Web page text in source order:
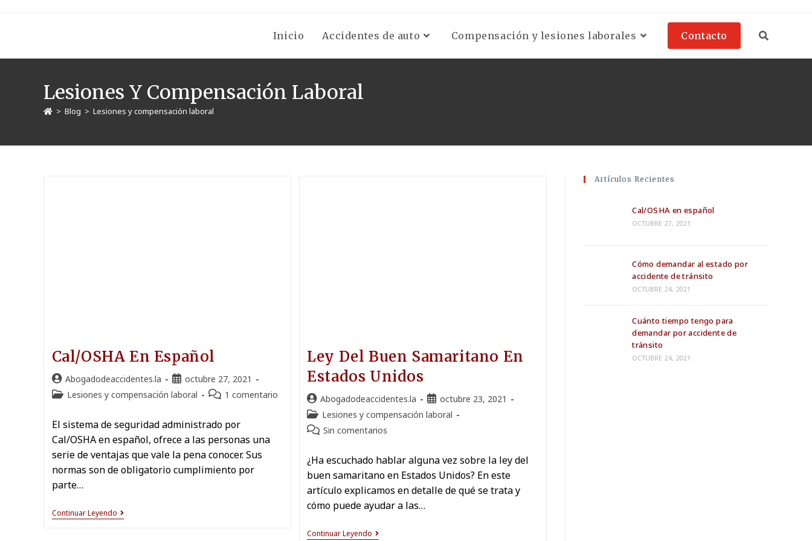
Inicio Accidentes de auto Compensación y lesiones laborales Contacto
Lesiones Y Compensación Laboral
> Blog > Lesiones y compensación laboral
Cal/OSHA En Español
Abogadodeaccidentes.la
octubre 27, 2021
Lesiones y compensación laboral
1 comentario
El sistema de seguridad administrado por
Cal/OSHA en español, ofrece a las personas una
serie de ventajas que vale la pena conocer. Sus
normas son de obligatorio cumplimiento por
parte…
Continuar Leyendo
Ley Del Buen Samaritano En
Estados Unidos
Abogadodeaccidentes.la
octubre 23, 2021
Lesiones y compensación laboral
Sin comentarios
¿Ha escuchado hablar alguna vez sobre la ley del
buen samaritano en Estados Unidos? En este
artículo explicamos en detalle de qué se trata y
cómo puede ayudar a las…
Continuar Leyendo
Artículos Recientes
Cal/OSHA en español
OCTUBRE 27, 2021
Cómo demandar al estado por
accidente de tránsito
OCTUBRE 24, 2021
Cuánto tiempo tengo para
demandar por accidente de
tránsito
OCTUBRE 24, 2021